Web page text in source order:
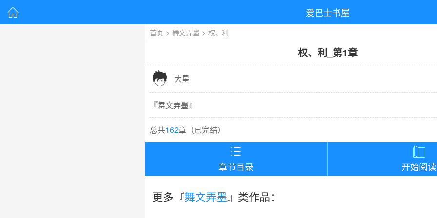
 爱巴士书屋
首页 > 舞文弄墨 > 权、利
权、利 第1章
 大星
『舞文弄墨』
总共162章（已完结）

章节目录

开始阅读
更多『舞文弄墨』类作品：